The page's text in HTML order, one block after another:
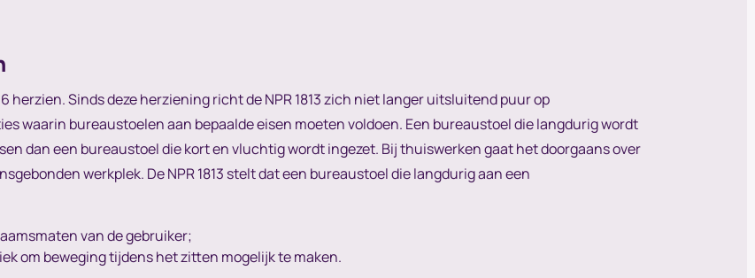
herzien. Sinds deze herziening richt de NPR 1813 zich niet langer uitsluitend puur op
waarin bureaustoelen aan bepaalde eisen moeten voldoen. Een bureaustoel die langdurig wordt
dan een bureaustoel die kort en vluchtig wordt ingezet. Bij thuiswerken gaat het doorgaans over
werkplek. De NPR 1813 stelt dat een bureaustoel die langdurig aan een
van de gebruiker;
om beweging tijdens het zitten mogelijk te maken.